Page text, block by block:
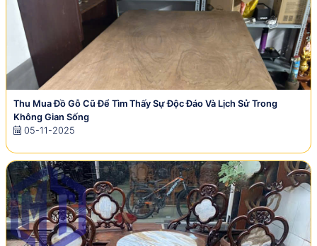
Thu Mua Đồ Gỗ Cũ Để Tìm Thấy Sự Độc Đáo Và Lịch Sử Trong
Không Gian Sống
05-11-2025